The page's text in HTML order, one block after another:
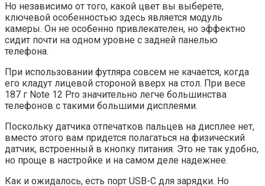
Но независимо от того, какой цвет вы выберете,
ключевой особенностью здесь является модуль
камеры. Он не особенно привлекателен, но эффектно
сидит почти на одном уровне с задней панелью
телефона.
При использовании футляра совсем не качается, когда
его кладут лицевой стороной вверх на стол. При весе
187 г Note 12 Pro значительно легче большинства
телефонов с такими большими дисплеями.
Поскольку датчика отпечатков пальцев на дисплее нет,
вместо этого вам придется полагаться на физический
датчик, встроенный в кнопку питания. Это не так удобно,
но проще в настройке и на самом деле надежнее.
Как и ожидалось, есть порт USB-C для зарядки. Но